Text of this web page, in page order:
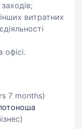
витратних
7 months)